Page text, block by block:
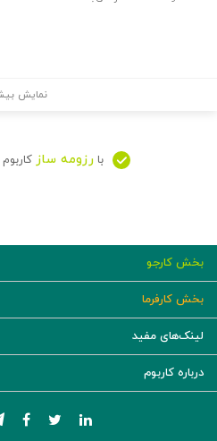
نمایش
با رزومه ساز
بخش کارجو
بخش کارفرما
لینک‌های مفید
درباره کاربوم